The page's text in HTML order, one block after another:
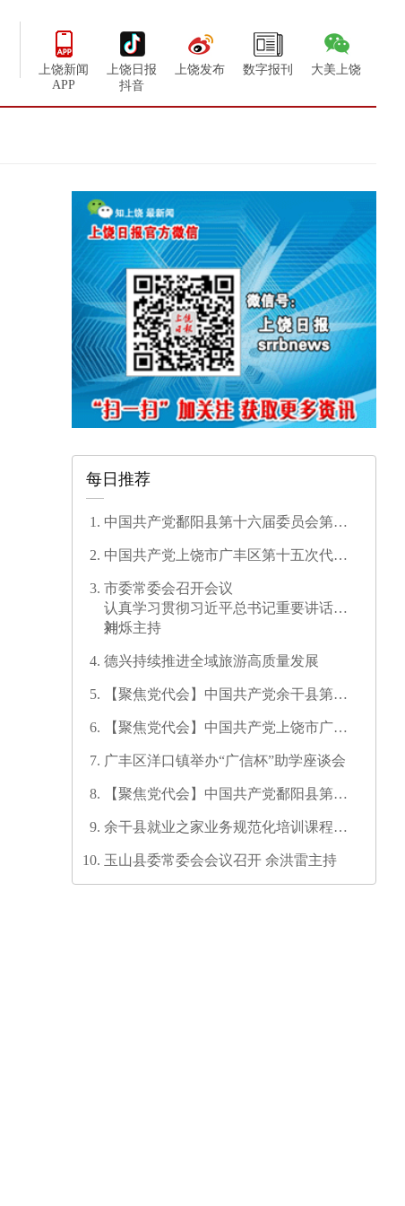
上饶新闻
APP
上饶日报
抖音
上饶发布 数字报刊 大美上饶
每日推荐
中国共产党鄱阳县第十六届委员会第一
中国共产党上饶市广丰区第十五次代表
市委常委会召开会议
认真学习贯彻习近平总书记重要讲话精
神
刘烁主持
德兴持续推进全域旅游高质量发展
【聚焦党代会】中国共产党余干县第十
【聚焦党代会】中国共产党上饶市广信
广丰区洋口镇举办“广信杯”助学座谈会
【聚焦党代会】中国共产党鄱阳县第十
余干县就业之家业务规范化培训课程开
玉山县委常委会会议召开 余洪雷主持